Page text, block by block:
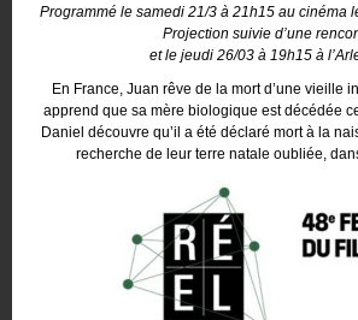
Programmé le samedi 21/3 à 21h15 au cinéma
Projection suivie d’une
et le jeudi 26/03 à 19h15 à
En France, Juan rêve de la mort d’une vieille
apprend que sa mère biologique est décédée
Daniel découvre qu’il a été déclaré mort à la
recherche de leur terre natale oubliée,